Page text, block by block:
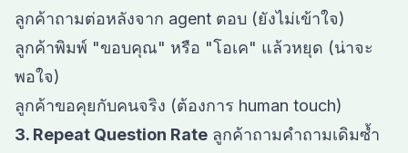
ลูกค้าถามต่อหลังจาก agent ตอบ (ยังไม่เข้าใจ)
ลูกค้าพิมพ์ "ขอบคุณ" หรือ "โอเค" แล้วหยุด (น่าจะ
พอใจ)
ลูกค้าขอคุยกับคนจริง (ต้องการ human touch)
3. Repeat Question Rate ลูกค้าถามคำถามเดิมซ้ำ